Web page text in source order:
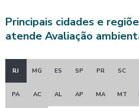
Avaliação quantitativa de ruído
Principais cidades e
atende Avaliação
RJ MG ES SP PR SC
PA AC AL AP MA MT